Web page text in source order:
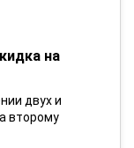
на
двух и
второму